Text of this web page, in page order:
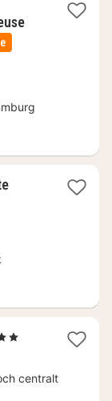
3
1
Stjärnor
centralt